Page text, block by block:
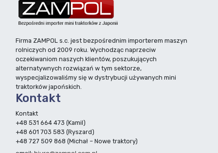
Firma ZAMPOL s.c. jest bezpośrednim importerem maszyn
rolniczych od 2009 roku. Wychodząc naprzeciw
oczekiwaniom naszych klientów, poszukujących
alternatywnych rozwiązań w tym sektorze,
wyspecjalizowaliśmy się w dystrybucji używanych mini
traktorków japońskich.
Kontakt
Kontakt
+48 531 664 473 (Kamil)
+48 601 703 583 (Ryszard)
+48 727 509 868 (Michał – Nowe traktory)